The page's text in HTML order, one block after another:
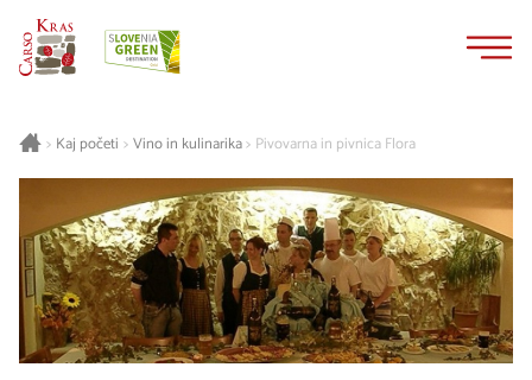
> Kaj početi > Vino in kulinarika> Pivovarna in pivnica Flora